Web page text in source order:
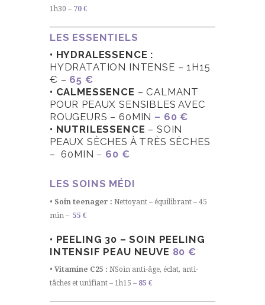
1h30 – 70 €
LES ESSENTIELS
• HYDRALESSENCE :
HYDRATATION INTENSE – 1H15
€ – 65 €
• CALMESSENCE – CALMANT
POUR PEAUX SENSIBLES AVEC
ROUGEURS – 60MIN – 60 €
• NUTRILESSENCE – SOIN
PEAUX SÈCHES À TRÈS SÈCHES
– 60MIN – 60 €
LES SOINS MÉDI
• Soin teenager : Nettoyant – équilibrant – 45
min – 55 €
• PEELING 30 – SOIN PEELING
INTENSIF PEAU NEUVE 80 €
• Vitamine C25 : NSoin anti-âge, éclat, anti-
tâches et unifiant – 1h15 – 85 €